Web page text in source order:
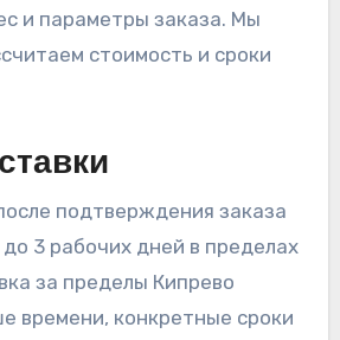
и параметры заказа. Мы
стоимость и сроки
подтверждения заказа
до 3 рабочих дней в пределах
за пределы Кипрево
времени, конкретные сроки